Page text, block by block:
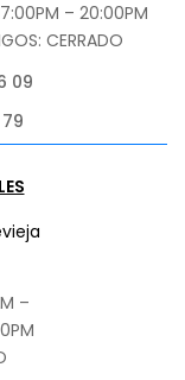
– 20:00PM
CERRADO
09
–